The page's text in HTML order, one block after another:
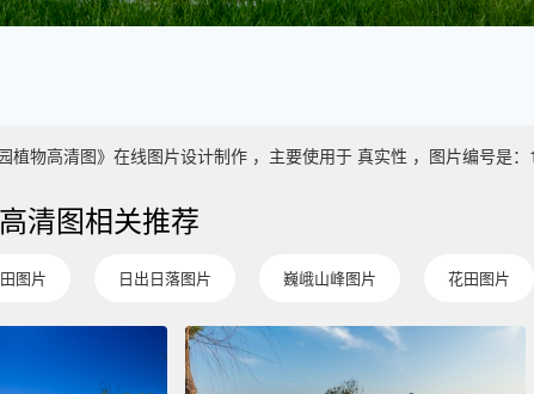
植物高清图》在线图片设计制作 ，主要使用于 真实性 ，图片编号是
清图相关推荐
图片 日出日落图片 巍峨山峰图片 花田图片